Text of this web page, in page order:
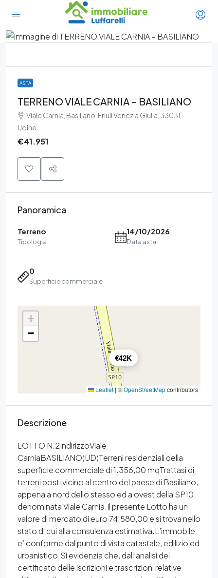
ASTA
TERRENO VIALE CARNIA – BASILIANO
Viale Carnia, Basiliano, Friuli Venezia Giulia, 33031,
Udine
€41.951
Panoramica
Terreno
Tipologia
14/10/2026
Data asta
0
Superficie commerciale
€42K
+
−
Leaflet | ©OpenStreetMapcontributors
Descrizione
LOTTO N.2IndirizzoViale
CarniaBASILIANO(UD)Terreni residenziali della
superficie commerciale di 1.356,00 mqTrattasi di
terreni posti vicino al centro del paese di Basiliano,
appena a nord dello stesso ed a ovest della SP10
denominata Viale Carnia.Il presente Lotto ha un
valore di mercato di euro 74.580,00 e si trova nello
stato di cui alla consulenza estimativa.L’immobile
e’ conforme dal punto di vista catastale, edilizio ed
urbanistico.Si evidenzia che, dall’analisi del
certificato delle iscrizioni e trascrizioni relative